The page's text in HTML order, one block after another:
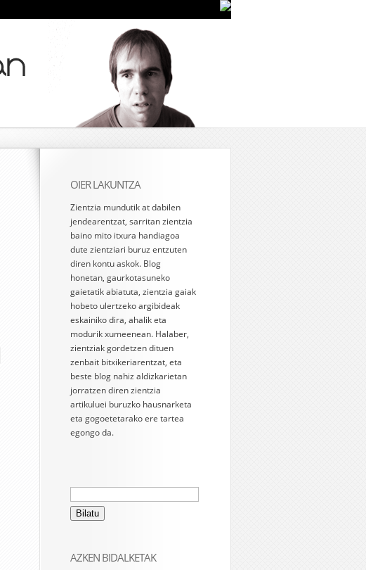
OIER LAKUNTZA
Zientzia mundutik at dabilen
jendearentzat, sarritan zientzia
baino mito itxura handiagoa
dute zientziari buruz entzuten
diren kontu askok. Blog
honetan, gaurkotasuneko
gaietatik abiatuta, zientzia gaiak
hobeto ulertzeko argibideak
eskainiko dira, ahalik eta
modurik xumeenean. Halaber,
zientziak gordetzen dituen
zenbait bitxikeriarentzat, eta
beste blog nahiz aldizkarietan
jorratzen diren zientzia
artikuluei buruzko hausnarketa
eta gogoetetarako ere tartea
egongo da.
Bilatu:
AZKEN BIDALKETAK